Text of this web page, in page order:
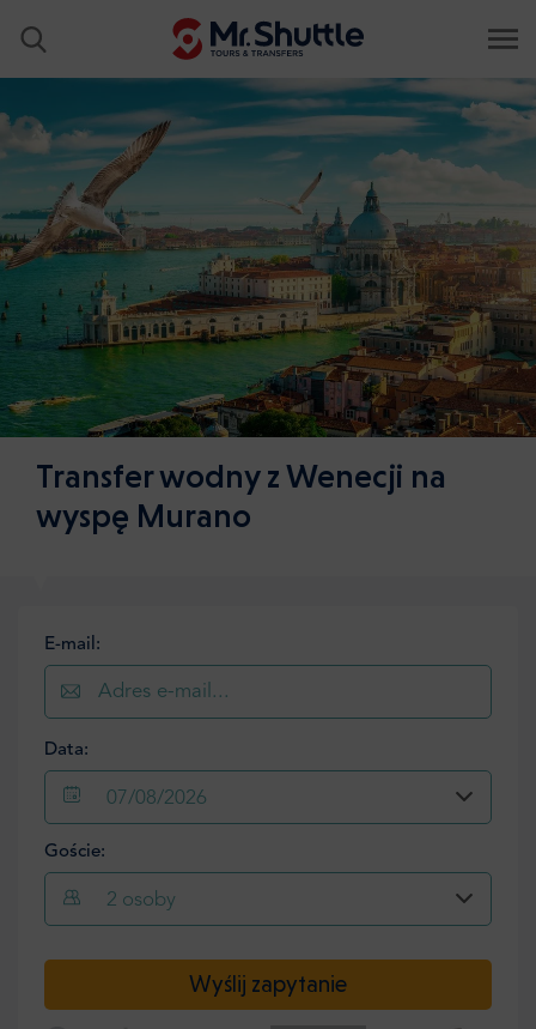
Transfer wodny z Wenecji na
wyspę Murano
E-mail:
Data:
07/08/2026
Goście:
2 osoby
Wyślij zapytanie